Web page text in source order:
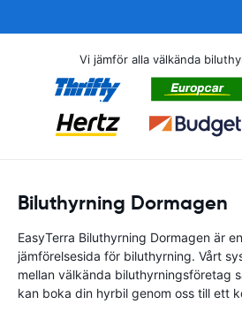
Vi jämför alla välkända
Biluthyrning Dormagen
EasyTerra Biluthyrning Dormagen är
jämförelsesida för biluthyrning. Vårt
mellan välkända biluthyrningsföretag
kan boka din hyrbil genom oss till ett